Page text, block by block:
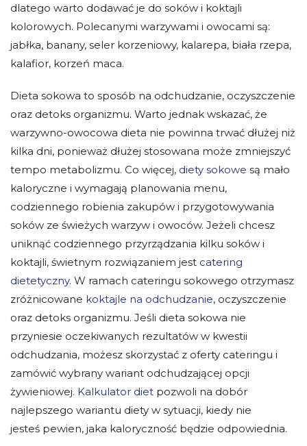
dlatego warto dodawać je do soków i koktajli
kolorowych. Polecanymi warzywami i owocami są:
jabłka, banany, seler korzeniowy, kalarepa, biała rzepa,
kalafior, korzeń maca.
Dieta sokowa to sposób na odchudzanie, oczyszczenie
oraz detoks organizmu. Warto jednak wskazać, że
warzywno-owocowa dieta nie powinna trwać dłużej niż
kilka dni, ponieważ dłużej stosowana może zmniejszyć
tempo metabolizmu. Co więcej, diety sokowe są mało
kaloryczne i wymagają planowania menu,
codziennego robienia zakupów i przygotowywania
soków ze świeżych warzyw i owoców. Jeżeli chcesz
uniknąć codziennego przyrządzania kilku soków i
koktajli, świetnym rozwiązaniem jest catering
dietetyczny. W ramach cateringu sokowego otrzymasz
zróżnicowane koktajle na odchudzanie, oczyszczenie
oraz detoks organizmu. Jeśli dieta sokowa nie
przyniesie oczekiwanych rezultatów w kwestii
odchudzania, możesz skorzystać z oferty cateringu i
zamówić wybrany wariant odchudzającej opcji
żywieniowej. Kalkulator diet pozwoli na dobór
najlepszego wariantu diety w sytuacji, kiedy nie
jesteś pewien, jaka kaloryczność będzie odpowiednia.